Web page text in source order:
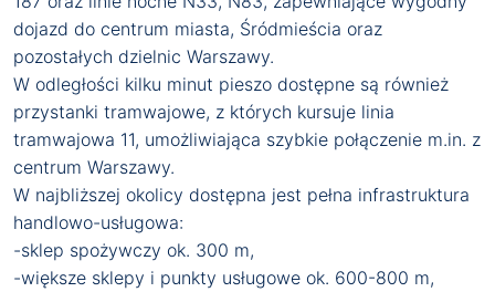
dojazd do centrum miasta, Śródmieścia oraz
pozostałych dzielnic Warszawy.
W odległości kilku minut pieszo dostępne są również
przystanki tramwajowe, z których kursuje linia
tramwajowa 11, umożliwiająca szybkie połączenie m.in. z
centrum Warszawy.
W najbliższej okolicy dostępna jest pełna infrastruktura
handlowo-usługowa:
-sklep spożywczy ok. 300 m,
-większe sklepy i punkty usługowe ok. 600-800 m,